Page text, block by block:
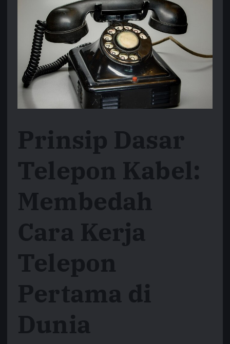
Prinsip Dasar
Telepon Kabel:
Membedah
Cara Kerja
Telepon
Pertama di
Dunia